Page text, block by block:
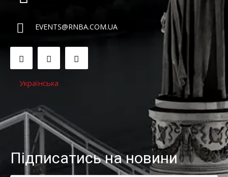
EVENTS@RNBA.COM.UA
Українська
Підписатись на новини